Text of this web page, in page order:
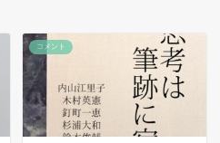
コメント